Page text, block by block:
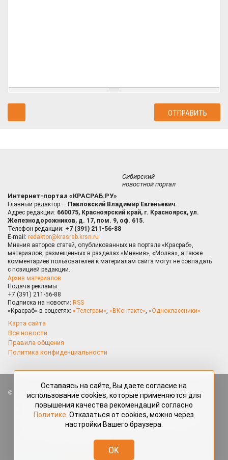
Сибирский
новостной портал
Интернет-портал «КРАСРАБ.РУ»
Главный редактор — Павловский Владимир Евгеньевич.
Адрес редакции: 660075, Красноярский край, г. Красноярск, ул.
Железнодорожников, д. 17, пом. 9, оф. 615.
Телефон редакции: +7 (391) 211-56-88
E-mail: redaktor@krasrab.krsn.ru
Мнения авторов статей, опубликованных на портале «Красраб»,
материалов, размещённых в разделах «Мнения», «Молва», а также
комментариев пользователей к материалам сайта могут не совпадать
с позицией редакции.
Архив материалов
Подача рекламы:
+7 (391) 211-56-88
Подписка на новости: RSS
«Красраб» в соцсетях: «Телеграм», «ВКонтакте», «Одноклассники»
Карта сайта
Все новости
Правила общения
Политика конфиденциальности
Все права защищены. Любые материалы, размещённые на портале
«Красраб.ру» сотрудниками редакции, нештатными авторами
и читателями, являются объектами авторского права. Полное или
частичное использование материалов, размещённых на портале
«Красраб.ру», допускается только с письменного согласия редакции
redaktor@krasrab.krsn.ru.
Оставаясь на сайте, Вы даете согласие на
использование cookies, которые применяются для
повышения качества рекомендаций согласно
Политике . Отказаться от cookies, можно через
настройки Вашего браузера.
OK